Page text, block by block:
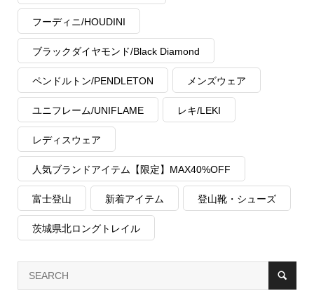
フーディニ/HOUDINI
ブラックダイヤモンド/Black Diamond
ペンドルトン/PENDLETON メンズウェア
ユニフレーム/UNIFLAME レキ/LEKI
レディスウェア
人気ブランドアイテム【限定】MAX40%OFF
富士登山 新着アイテム 登山靴・シューズ
茨城県北ロングトレイル